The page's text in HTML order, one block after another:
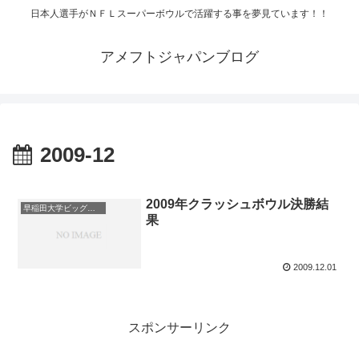
日本人選手がＮＦＬスーパーボウルで活躍する事を夢見ています！！
アメフトジャパンブログ
2009-12
早稲田大学ビッグベアーズ/waseda university BigBears
2009年クラッシュボウル決勝結
果
2009.12.01
スポンサーリンク